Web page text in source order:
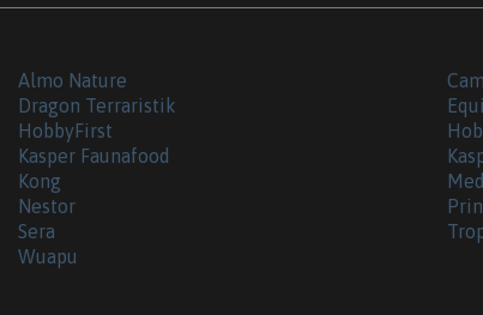
Almo Nature
Dragon Terraristik
HobbyFirst
Kasper Faunafood
Kong
Nestor
Sera
Wuapu